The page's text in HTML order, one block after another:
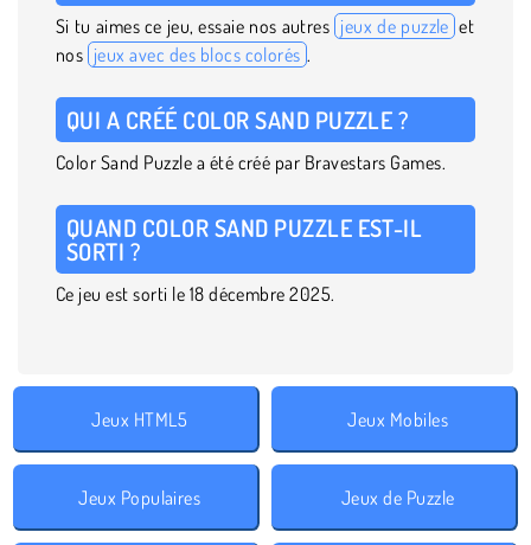
Si tu aimes ce jeu, essaie nos autres jeux de puzzle et
nos jeux avec des blocs colorés .
QUI A CRÉÉ COLOR SAND PUZZLE ?
Color Sand Puzzle a été créé par Bravestars Games.
QUAND COLOR SAND PUZZLE EST-IL
SORTI ?
Ce jeu est sorti le 18 décembre 2025.
Jeux HTML5 Jeux Mobiles
Jeux Populaires Jeux de Puzzle